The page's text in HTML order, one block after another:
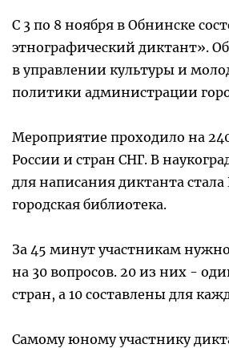
С 3 по 8 ноября в Обнинске
этнографический диктант».
в управлении культуры и
политики администрации
Мероприятие проходило на
России и стран СНГ. В
для написания диктанта
городская библиотека.
За 45 минут участникам
на 30 вопросов. 20 из них -
стран, а 10 составлены для
Самому юному участнику